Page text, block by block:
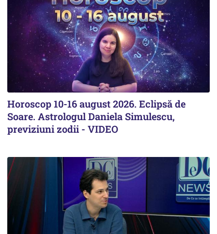
Horoscop 10-16 august 2026. Eclipsă de
Soare. Astrologul Daniela Simulescu,
previziuni zodii - VIDEO